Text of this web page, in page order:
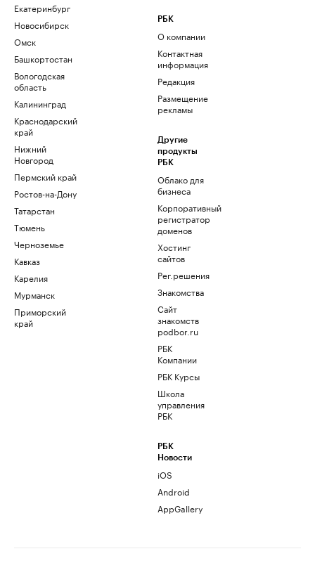
Екатеринбург
Новосибирск
Омск
Башкортостан
Вологодская
область
Калининград
Краснодарский
край
Нижний
Новгород
Пермский край
Ростов-на-Дону
Татарстан
Тюмень
Черноземье
Кавказ
Карелия
Мурманск
Приморский
край
РБК
О компании
Контактная
информация
Редакция
Размещение
рекламы
Другие
продукты
РБК
Облако для
бизнеса
Корпоративный
регистратор
доменов
Хостинг
сайтов
Рег.решения
Знакомства
Сайт
знакомств
podbor.ru
РБК
Компании
РБК Курсы
Школа
управления
РБК
РБК
Новости
iOS
Android
AppGallery